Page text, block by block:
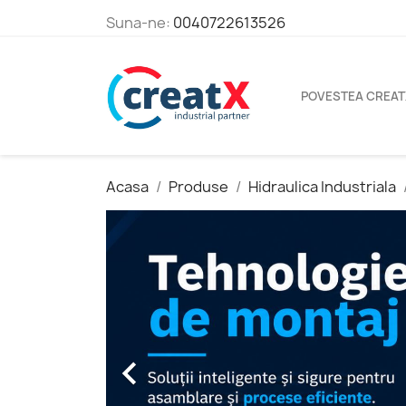
Suna-ne: 0040722613526
POVESTEA
Acasa Produse Hidraulica Industriala
